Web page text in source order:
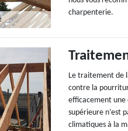
charpenterie.
Le traitement de
contre la
efficacement une
supérieure n’est
climatiques à la